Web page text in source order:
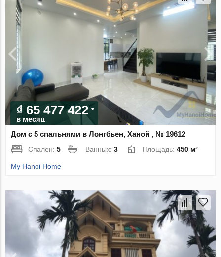
₫ 65 477 422
в месяц
Дом с 5 спальнями в Лонгбьен, Ханой , № 19612
Спален:5 Ванных:3 Площадь:450 м²
My Hanoi Home